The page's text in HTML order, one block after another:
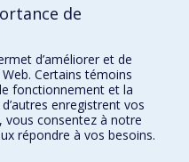
et les distorsions
dans l’existence
en contrepartie,
modes tragiques et
au basson alors
de
d’améliorer et de
Certains témoins
fonctionnement et la
enregistrent vos
vous consentez à notre
répondre à vos besoins.